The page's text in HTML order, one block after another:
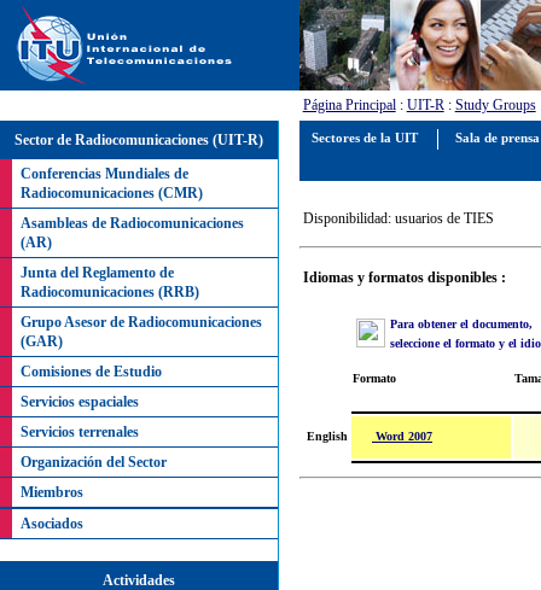
Página Principal: UIT-R: Study Groups
Sector de Radiocomunicaciones (UIT-R)
Conferencias Mundiales de
Radiocomunicaciones (CMR)
Asambleas de Radiocomunicaciones
(AR)
Junta del Reglamento de
Radiocomunicaciones (RRB)
Grupo Asesor de Radiocomunicaciones
(GAR)
Comisiones de Estudio
Servicios espaciales
Servicios terrenales
Organización del Sector
Miembros
Asociados
Actividades
Disponibilidad: usuarios de TIES
Idiomas y formatos disponibles :
Para obtener el documento,
seleccione el formato y el
Formato
English Word 2007
Sectores de la UIT Sala de